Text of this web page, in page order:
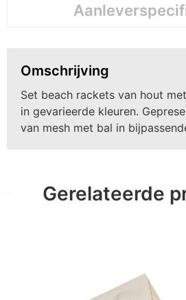
Omschrijving
Set beach rackets van hout
in gevarieerde kleuren.
van mesh met bal in
Gerelateerde